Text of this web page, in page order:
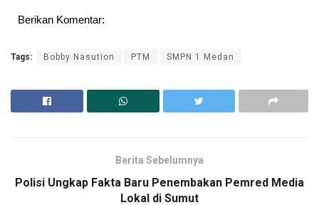
Berikan Komentar:
Tags: Bobby Nasution PTM SMPN 1 Medan
Berita Sebelumnya
Polisi Ungkap Fakta Baru Penembakan Pemred Media
Lokal di Sumut